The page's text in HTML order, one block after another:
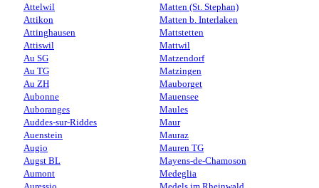
Attelwil
Attikon
Attinghausen
Attiswil
Au SG
Au TG
Au ZH
Aubonne
Auboranges
Auddes-sur-Riddes
Auenstein
Augio
Augst BL
Aumont
Matten (St. Stephan)
Matten b. Interlaken
Mattstetten
Mattwil
Matzendorf
Matzingen
Mauborget
Mauensee
Maules
Maur
Mauraz
Mauren TG
Mayens-de-Chamoson
Medeglia